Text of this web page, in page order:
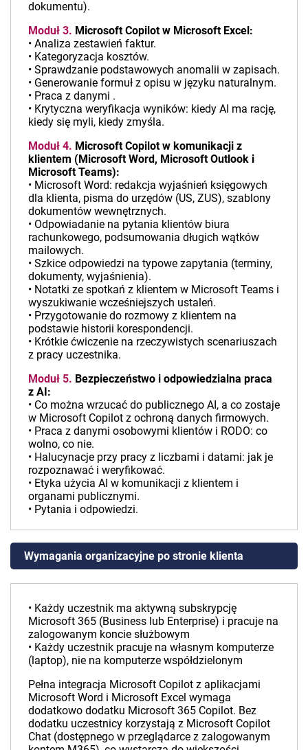
dokumentu).
Moduł 3. Microsoft Copilot w Microsoft Excel:
• Analiza zestawień faktur.
• Kategoryzacja kosztów.
• Sprawdzanie podstawowych anomalii w zapisach.
• Generowanie formuł z opisu w języku naturalnym.
• Praca z danymi .
• Krytyczna weryfikacja wyników: kiedy AI ma rację,
kiedy się myli, kiedy zmyśla.
Moduł 4. Microsoft Copilot w komunikacji z
klientem (Microsoft Word, Microsoft Outlook i
Microsoft Teams):
• Microsoft Word: redakcja wyjaśnień księgowych
dla klienta, pisma do urzędów (US, ZUS), szablony
dokumentów wewnętrznych.
• Odpowiadanie na pytania klientów biura
rachunkowego, podsumowania długich wątków
mailowych.
• Szkice odpowiedzi na typowe zapytania (terminy,
dokumenty, wyjaśnienia).
• Notatki ze spotkań z klientem w Microsoft Teams i
wyszukiwanie wcześniejszych ustaleń.
• Przygotowanie do rozmowy z klientem na
podstawie historii korespondencji.
• Krótkie ćwiczenie na rzeczywistych scenariuszach
z pracy uczestnika.
Moduł 5. Bezpieczeństwo i odpowiedzialna praca
z AI:
• Co można wrzucać do publicznego AI, a co zostaje
w Microsoft Copilot z ochroną danych firmowych.
• Praca z danymi osobowymi klientów i RODO: co
wolno, co nie.
• Halucynacje przy pracy z liczbami i datami: jak je
rozpoznawać i weryfikować.
• Etyka użycia AI w komunikacji z klientem i
organami publicznymi.
• Pytania i odpowiedzi.
Wymagania organizacyjne po stronie klienta
• Każdy uczestnik ma aktywną subskrypcję
Microsoft 365 (Business lub Enterprise) i pracuje na
zalogowanym koncie służbowym
• Każdy uczestnik pracuje na własnym komputerze
(laptop), nie na komputerze współdzielonym
Pełna integracja Microsoft Copilot z aplikacjami
Microsoft Word i Microsoft Excel wymaga
dodatkowo dodatku Microsoft 365 Copilot. Bez
dodatku uczestnicy korzystają z Microsoft Copilot
Chat (dostępnego w przeglądarce z zalogowanym